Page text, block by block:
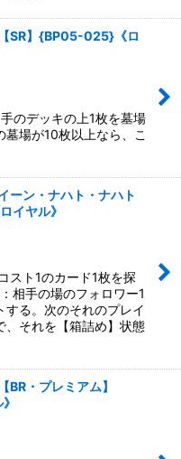
SR】{BP05-025}《ロ
のデッキの上1枚を墓場
場が10枚以上なら、こ
ーン・ナハト・ナハト
イヤル》
スト1のカード1枚を探
相手の場のフォロワー1
る。次のそれのプレイ
、それを【箱詰め】状態
BR・プレミアム】